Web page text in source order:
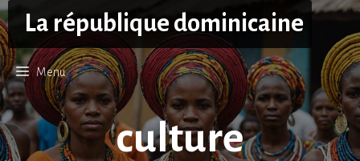
Aller
au
contenu
La république dominicaine
Menu
culture